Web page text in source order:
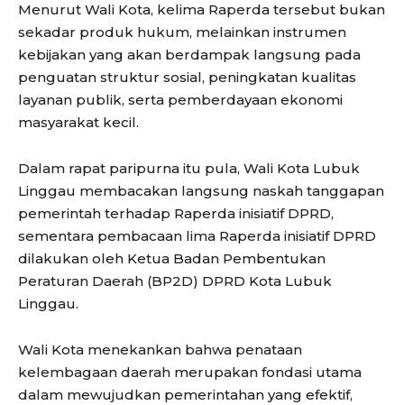
Menurut Wali Kota, kelima Raperda tersebut bukan
sekadar produk hukum, melainkan instrumen
kebijakan yang akan berdampak langsung pada
penguatan struktur sosial, peningkatan kualitas
layanan publik, serta pemberdayaan ekonomi
masyarakat kecil.
Dalam rapat paripurna itu pula, Wali Kota Lubuk
Linggau membacakan langsung naskah tanggapan
pemerintah terhadap Raperda inisiatif DPRD,
sementara pembacaan lima Raperda inisiatif DPRD
dilakukan oleh Ketua Badan Pembentukan
Peraturan Daerah (BP2D) DPRD Kota Lubuk
Linggau.
Wali Kota menekankan bahwa penataan
kelembagaan daerah merupakan fondasi utama
dalam mewujudkan pemerintahan yang efektif,